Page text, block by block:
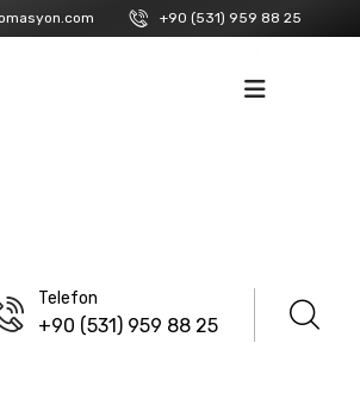
+90 (531) 959 88 25
Telefon
+90 (531) 959 88 25